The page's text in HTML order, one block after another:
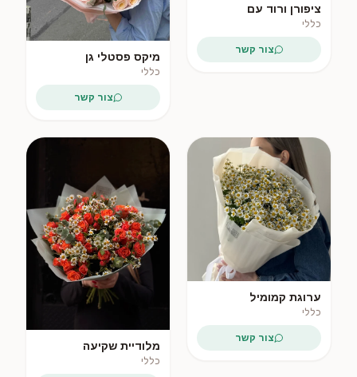
ציפורן ורוד עם
אקליפטוס
כללי
צור קשר
מיקס פסטלי גן
כללי
צור קשר
ערוגת קמומיל
כללי
צור קשר
מלודיית שקיעה
כללי